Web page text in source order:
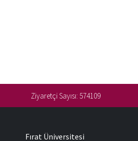
Ziyaretçi Sayısı: 574109
Fırat Üniversitesi